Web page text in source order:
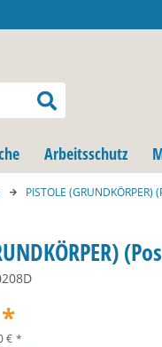
Arbeitsschutz
PISTOLE (GRUNDKÖRPER)
€ *